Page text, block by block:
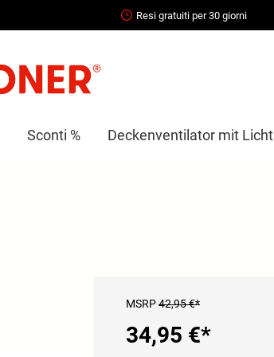
Resi gratuiti per 30 giorni
Sconti % Deckenventilator mit Licht
MSRP42,95 €*
34,95 €*